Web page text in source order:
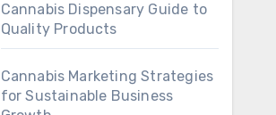
Cannabis Dispensary Guide to
Quality Products
Cannabis Marketing Strategies
for Sustainable Business